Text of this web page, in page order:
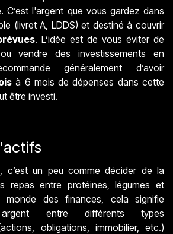
C’est l'argent que vous gardez dans
(livret A, LDDS) et destiné à couvrir
. L’idée est de vous éviter de
vendre des investissements en
généralement d’avoir
à 6 mois de dépenses dans cette
être investi.
c’est un peu comme décider de la
repas entre protéines, légumes et
monde des finances, cela signifie
entre différents types
obligations, immobilier, etc.)